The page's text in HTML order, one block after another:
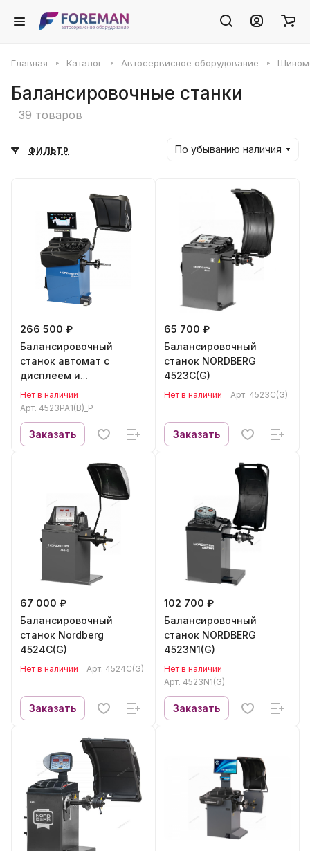
Главная Каталог Автосервисное оборудование
Балансировочные станки
39 товаров
ФИЛЬТР По убыванию наличия
266 500 ₽
Балансировочный
станок автомат с
дисплеем и
пневматическим валом
NORDBERG 4523PA1(B)_P
Нет в наличии
Арт. 4523PA1(B)_P
Заказать
65 700 ₽
Балансировочный
станок NORDBERG
4523C(G)
Нет в наличии Арт. 4523C(G)
Заказать
67 000 ₽
Балансировочный
станок Nordberg
4524C(G)
Нет в наличии Арт. 4524C(G)
Заказать
102 700 ₽
Балансировочный
станок NORDBERG
4523N1(G)
Нет в наличии
Арт. 4523N1(G)
Заказать